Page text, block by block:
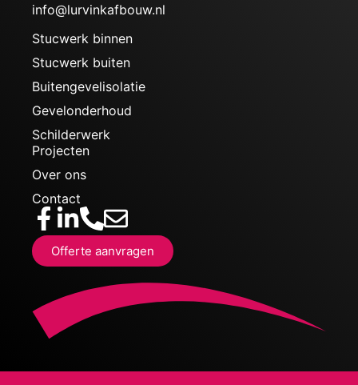
info@lurvinkafbouw.nl
Stucwerk binnen
Stucwerk buiten
Buitengevelisolatie
Gevelonderhoud
Schilderwerk
Projecten
Over ons
Contact
Offerte aanvragen